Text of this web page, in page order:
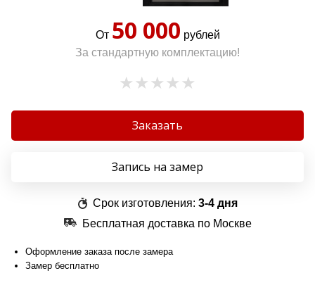
От 50 000 рублей
За стандартную комплектацию!
Заказать
Запись на замер
Срок изготовления: 3-4 дня
Бесплатная доставка по Москве
Оформление заказа после замера
Замер бесплатно